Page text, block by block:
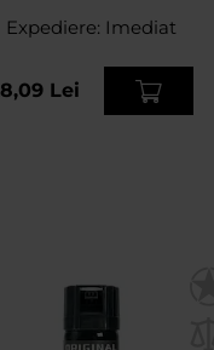
Expediere: Imediat
Lei